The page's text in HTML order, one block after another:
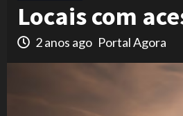
Locais com
2 anos ago Portal Agora